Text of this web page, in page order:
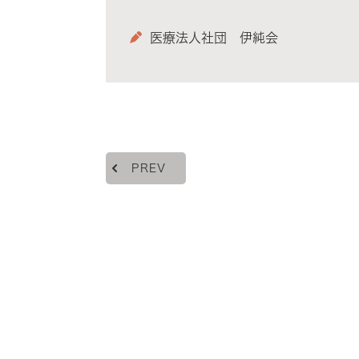
医療法人社団 伊純会
PREV